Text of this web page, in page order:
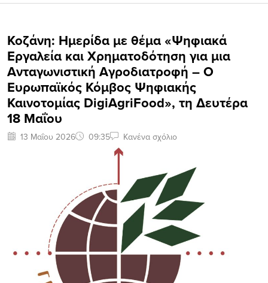
Κοζάνη: Ημερίδα με θέμα «Ψηφιακά
Εργαλεία και Χρηματοδότηση για μια
Ανταγωνιστική Αγροδιατροφή – Ο
Ευρωπαϊκός Κόμβος Ψηφιακής
Καινοτομίας DigiAgriFood», τη Δευτέρα
18 Μαΐου
13 Μαΐου 2026 09:35 Κανένα σχόλιο